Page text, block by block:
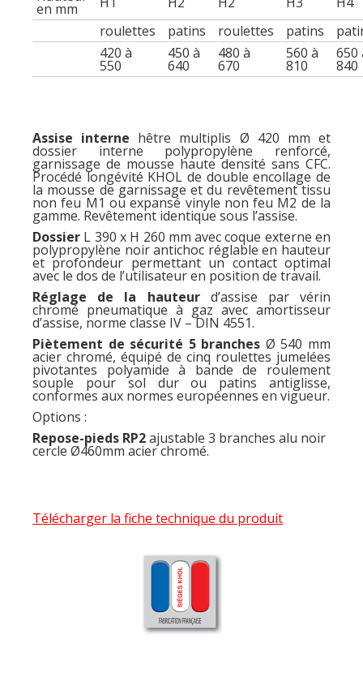
en mm
roulettes
patins roulettes patins
420 à
550
450 à
640
480 à
670
560 à
810
650
840
Assise interne hêtre multiplis Ø 420 mm et
dossier interne polypropylène renforcé,
garnissage de mousse haute densité sans CFC.
Procédé longévité KHOL de double encollage de
la mousse de garnissage et du revêtement tissu
non feu M1 ou expansé vinyle non feu M2 de la
gamme. Revêtement identique sous l’assise.
Dossier L 390 x H 260 mm avec coque externe en
polypropylène noir antichoc réglable en hauteur
et profondeur permettant un contact optimal
avec le dos de l’utilisateur en position de travail.
Réglage de la hauteurd’assise par vérin
chromé pneumatique à gaz avec amortisseur
d’assise, norme classe IV – DIN 4551.
Piètement de sécurité 5 branches Ø 540 mm
acier chromé, équipé de cinq roulettes jumelées
pivotantes polyamide à bande de roulement
souple pour sol dur ou patins antiglisse,
conformes aux normes européennes en vigueur.
Options :
Repose-pieds RP2ajustable 3 branches alu noir
cercle Ø460mm acier chromé.
Télécharger la fiche technique du produit